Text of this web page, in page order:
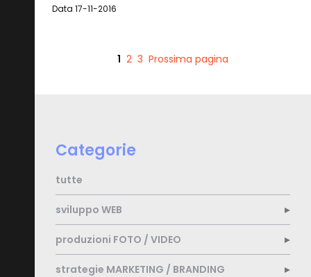
Data 17-11-2016
1 2 3 Prossima pagina
Categorie
tutte
sviluppo WEB
produzioni FOTO / VIDEO
strategie MARKETING / BRANDING